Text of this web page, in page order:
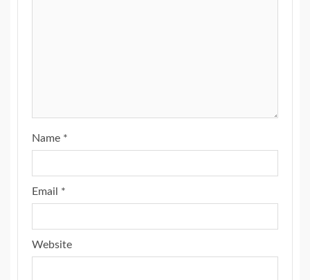
Name *
Email *
Website